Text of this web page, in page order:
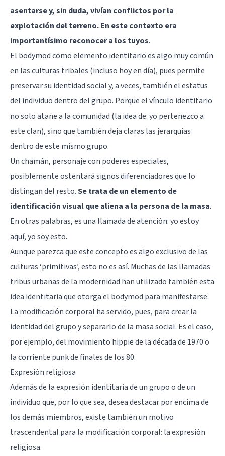
asentarse y, sin duda, vivían conflictos por la
explotación del terreno. En este contexto era
importantísimo reconocer a los tuyos.
El bodymod como elemento identitario es algo muy común
en las culturas tribales (incluso hoy en día), pues permite
preservar su identidad social y, a veces, también el estatus
del individuo dentro del grupo. Porque el vínculo identitario
no solo atañe a la comunidad (la idea de: yo pertenezco a
este clan), sino que también deja claras las jerarquías
dentro de este mismo grupo.
Un chamán, personaje con poderes especiales,
posiblemente ostentará signos diferenciadores que lo
distingan del resto.Se trata de un elemento de
identificación visual que aliena a la persona de la masa.
En otras palabras, es una llamada de atención: yo estoy
aquí, yo soy esto.
Aunque parezca que este concepto es algo exclusivo de las
culturas ‘primitivas’, esto no es así. Muchas de las llamadas
tribus urbanas de la modernidad han utilizado también esta
idea identitaria que otorga el bodymod para manifestarse.
La modificación corporal ha servido, pues, para crear la
identidad del grupo y separarlo de la masa social. Es el caso,
por ejemplo, del movimiento hippie de la década de 1970 o
la corriente punk de finales de los 80.
Expresión religiosa
Además de la expresión identitaria de un grupo o de un
individuo que, por lo que sea, desea destacar por encima de
los demás miembros, existe también un motivo
trascendental para la modificación corporal: la expresión
religiosa.